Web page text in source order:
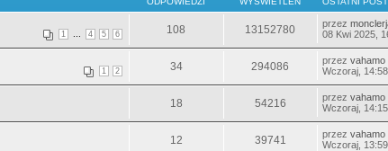
1 4 5 6 108 13152780 przez
08 Kwi 2025,
1 2 34 294086 przezvahamo
Wczoraj, 14:58
18 54216 przezvahamo
Wczoraj, 14:15
12 39741 przezvahamo
Wczoraj, 13:59